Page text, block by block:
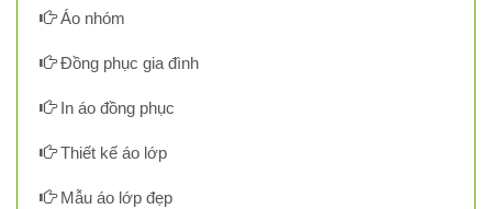
Áo nhóm
Đồng phục gia đình
In áo đồng phục
Thiết kế áo lớp
Mẫu áo lớp đẹp